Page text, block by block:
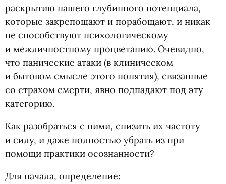
раскрытию нашего глубинного потенциала,
которые закрепощают и порабощают, и никак
не способствуют психологическому
и межличностному процветанию. Очевидно,
что панические атаки (в клиническом
и бытовом смысле этого понятия), связанные
со страхом смерти, явно подпадают под эту
категорию.
Как разобраться с ними, снизить их частоту
и силу, и даже полностью убрать из при
помощи практики осознанности?
Для начала, определение: